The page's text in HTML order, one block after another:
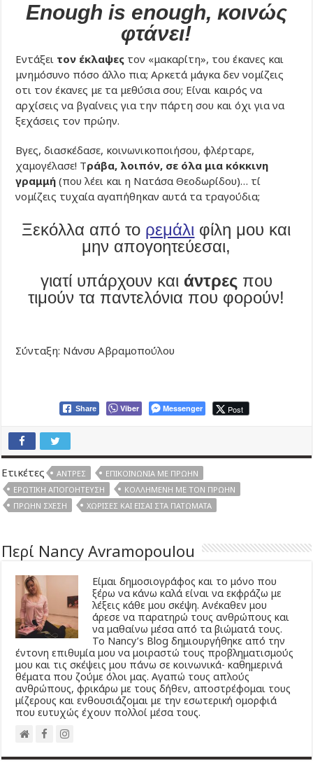
Enough is enough, κοινώς
φτάνει!
Εντάξει τον έκλαψες τον «μακαρίτη», του έκανες και
μνημόσυνο πόσο άλλο πια; Αρκετά μάγκα δεν νομίζεις
οτι τον έκανες με τα μεθύσια σου; Είναι καιρός να
αρχίσεις να βγαίνεις για την πάρτη σου και όχι για να
ξεχάσεις τον πρώην.
Βγες, διασκέδασε, κοινωνικοποιήσου, φλέρταρε,
χαμογέλασε! Τράβα, λοιπόν, σε όλα μια κόκκινη
γραμμή (που λέει και η Νατάσα Θεοδωρίδου)… τί
νομίζεις τυχαία αγαπήθηκαν αυτά τα τραγούδια;
Ξεκόλλα από το ρεμάλι φίλη μου και
μην απογοητεύεσαι,
γιατί υπάρχουν και άντρεςπου
τιμούν τα παντελόνια που φορούν!
Σύνταξη: Νάνσυ Αβραμοπούλου
Share Viber Messenger Post
Ετικέτες ΆΝΤΡΕΣ
ΕΠΙΚΟΙΝΩΝΊΑ ΜΕ ΠΡΏΗΝ
ΕΡΩΤΙΚΉ ΑΠΟΓΟΉΤΕΥΣΗ
ΚΟΛΛΗΜΈΝΗ ΜΕ ΤΟΝ ΠΡΏΗΝ
ΠΡΏΗΝ ΣΧΈΣΗ
ΧΏΡΙΣΕΣ ΚΑΙ ΕΊΣΑΙ ΣΤΑ ΠΑΤΏΜΑΤΑ
Περί Nancy Avramopoulou
Είμαι δημοσιογράφος και το μόνο που
ξέρω να κάνω καλά είναι να εκφράζω με
λέξεις κάθε μου σκέψη. Ανέκαθεν μου
άρεσε να παρατηρώ τους ανθρώπους και
να μαθαίνω μέσα από τα βιώματά τους.
Το Νancy’s Βlog δημιουργήθηκε από την
έντονη επιθυμία μου να μοιραστώ τους προβληματισμούς
μου και τις σκέψεις μου πάνω σε κοινωνικά- καθημερινά
θέματα που ζούμε όλοι μας. Αγαπώ τους απλούς
ανθρώπους, φρικάρω με τους δήθεν, αποστρέφομαι τους
μίζερους και ενθουσιάζομαι με την εσωτερική ομορφιά
που ευτυχώς έχουν πολλοί μέσα τους.